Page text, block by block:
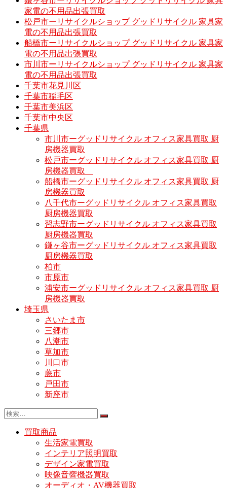
家電の不用品出張買取
松戸市ーリサイクルショップ グッドリサイクル 家具家
電の不用品出張買取
船橋市ーリサイクルショップ グッドリサイクル 家具家
電の不用品出張買取
市川市ーリサイクルショップ グッドリサイクル 家具家
電の不用品出張買取
千葉市花見川区
千葉市稲毛区
千葉市美浜区
千葉市中央区
千葉県
市川市ーグッドリサイクル オフィス家具買取 厨
房機器買取
松戸市ーグッドリサイクル オフィス家具買取 厨
房機器買取
船橋市ーグッドリサイクル オフィス家具買取 厨
房機器買取
八千代市ーグッドリサイクル オフィス家具買取
厨房機器買取
習志野市ーグッドリサイクル オフィス家具買取
厨房機器買取
鎌ヶ谷市ーグッドリサイクル オフィス家具買取
厨房機器買取
柏市
市原市
浦安市ーグッドリサイクル オフィス家具買取 厨
房機器買取
埼玉県
さいたま市
三郷市
八潮市
草加市
川口市
蕨市
戸田市
新座市
買取商品
生活家電買取
インテリア照明買取
デザイン家電買取
映像音響機器買取
オーディオ・AV機器買取